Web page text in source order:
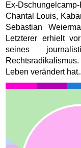
Ex-
Chantal Louis,
Sebastian
Letzterer erhielt
seines
Leben verändert